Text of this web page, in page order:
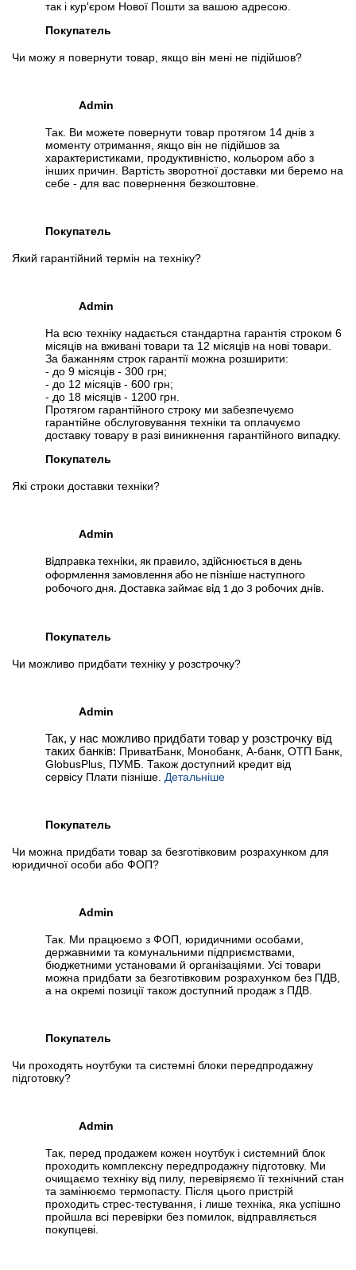
так і кур'єром Нової Пошти за вашою адресою.
Покупатель
Чи можу я повернути товар, якщо він мені не підійшов?
Admin
Так. Ви можете повернути товар протягом 14 днів з
моменту отримання, якщо він не підійшов за
характеристиками, продуктивністю, кольором або з
інших причин. Вартість зворотної доставки ми беремо на
себе - для вас повернення безкоштовне.
Покупатель
Який гарантійний термін на техніку?
Admin
На всю техніку надається стандартна гарантія строком 6
місяців на вживані товари та 12 місяців на нові товари.
За бажанням строк гарантії можна розширити:
- до 9 місяців - 300 грн;
- до 12 місяців - 600 грн;
- до 18 місяців - 1200 грн.
Протягом гарантійного строку ми забезпечуємо
гарантійне обслуговування техніки та оплачуємо
доставку товару в разі виникнення гарантійного випадку.
Покупатель
Які строки доставки техніки?
Admin
Відправка техніки, як правило, здійснюється в день
оформлення замовлення або не пізніше наступного
робочого дня. Доставка займає від 1 до 3 робочих днів.
Покупатель
Чи можливо придбати техніку у розстрочку?
Admin
Так, у нас можливо придбати товар у розстрочку від
таких банків: ПриватБанк, Монобанк, А-банк, ОТП Банк,
GlobusPlus, ПУМБ. Також доступний кредит від
сервісу Плати пізніше. Детальніше
Покупатель
Чи можна придбати товар за безготівковим розрахунком для
юридичної особи або ФОП?
Admin
Так. Ми працюємо з ФОП, юридичними особами,
державними та комунальними підприємствами,
бюджетними установами й організаціями. Усі товари
можна придбати за безготівковим розрахунком без ПДВ,
а на окремі позиції також доступний продаж з ПДВ.
Покупатель
Чи проходять ноутбуки та системні блоки передпродажну
підготовку?
Admin
Так, перед продажем кожен ноутбук і системний блок
проходить комплексну передпродажну підготовку. Ми
очищаємо техніку від пилу, перевіряємо її технічний стан
та замінюємо термопасту. Після цього пристрій
проходить стрес-тестування, і лише техніка, яка успішно
пройшла всі перевірки без помилок, відправляється
покупцеві.